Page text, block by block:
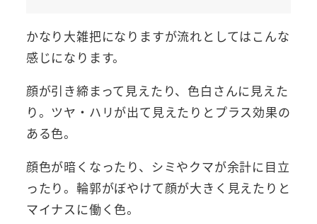
かなり大雑把になりますが流れとしてはこんな
感じになります。
顔が引き締まって見えたり、色白さんに見えた
り。ツヤ・ハリが出て見えたりとプラス効果の
ある色。
顔色が暗くなったり、シミやクマが余計に目立
ったり。輪郭がぼやけて顔が大きく見えたりと
マイナスに働く色。